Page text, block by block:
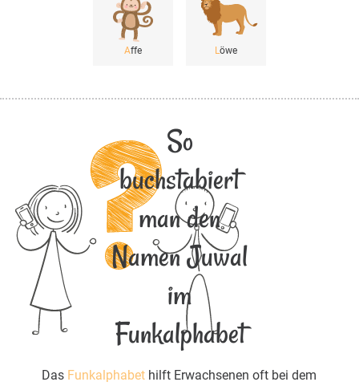
Affe L öwe
So
buchstabiert
man den
Namen Juwal
im
Funkalphabet
Das Funkalphabet hilft Erwachsenen oft bei dem